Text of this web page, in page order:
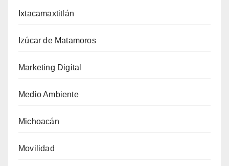
Ixtacamaxtitlán
Izúcar de Matamoros
Marketing Digital
Medio Ambiente
Michoacán
Movilidad